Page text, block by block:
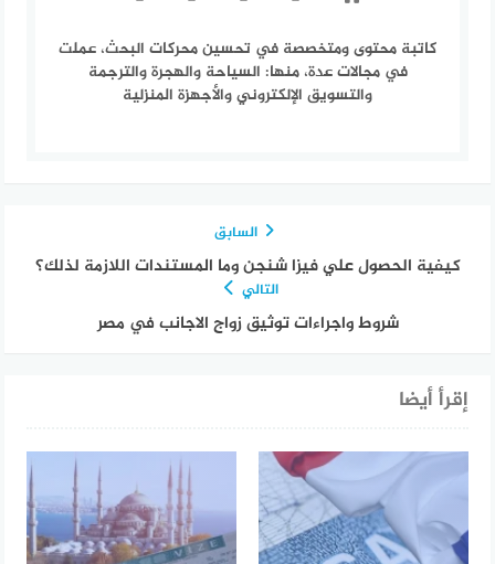
كاتبة محتوى ومتخصصة في تحسين محركات البحث، عملت
في مجالات عدة، منها: السياحة والهجرة والترجمة
والتسويق الإلكتروني والأجهزة المنزلية
السابق
كيفية الحصول علي فيزا شنجن وما المستندات اللازمة لذلك؟
التالي
شروط واجراءات توثيق زواج الاجانب في مصر
إقرأ أيضا